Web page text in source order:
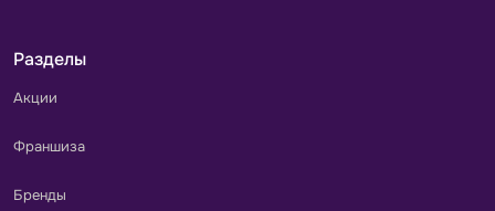
Разделы
Акции
Франшиза
Бренды